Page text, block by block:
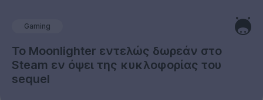
Gaming
Το Moonlighter εντελώς δωρεάν στο
Steam εν όψει της κυκλοφορίας του
sequel